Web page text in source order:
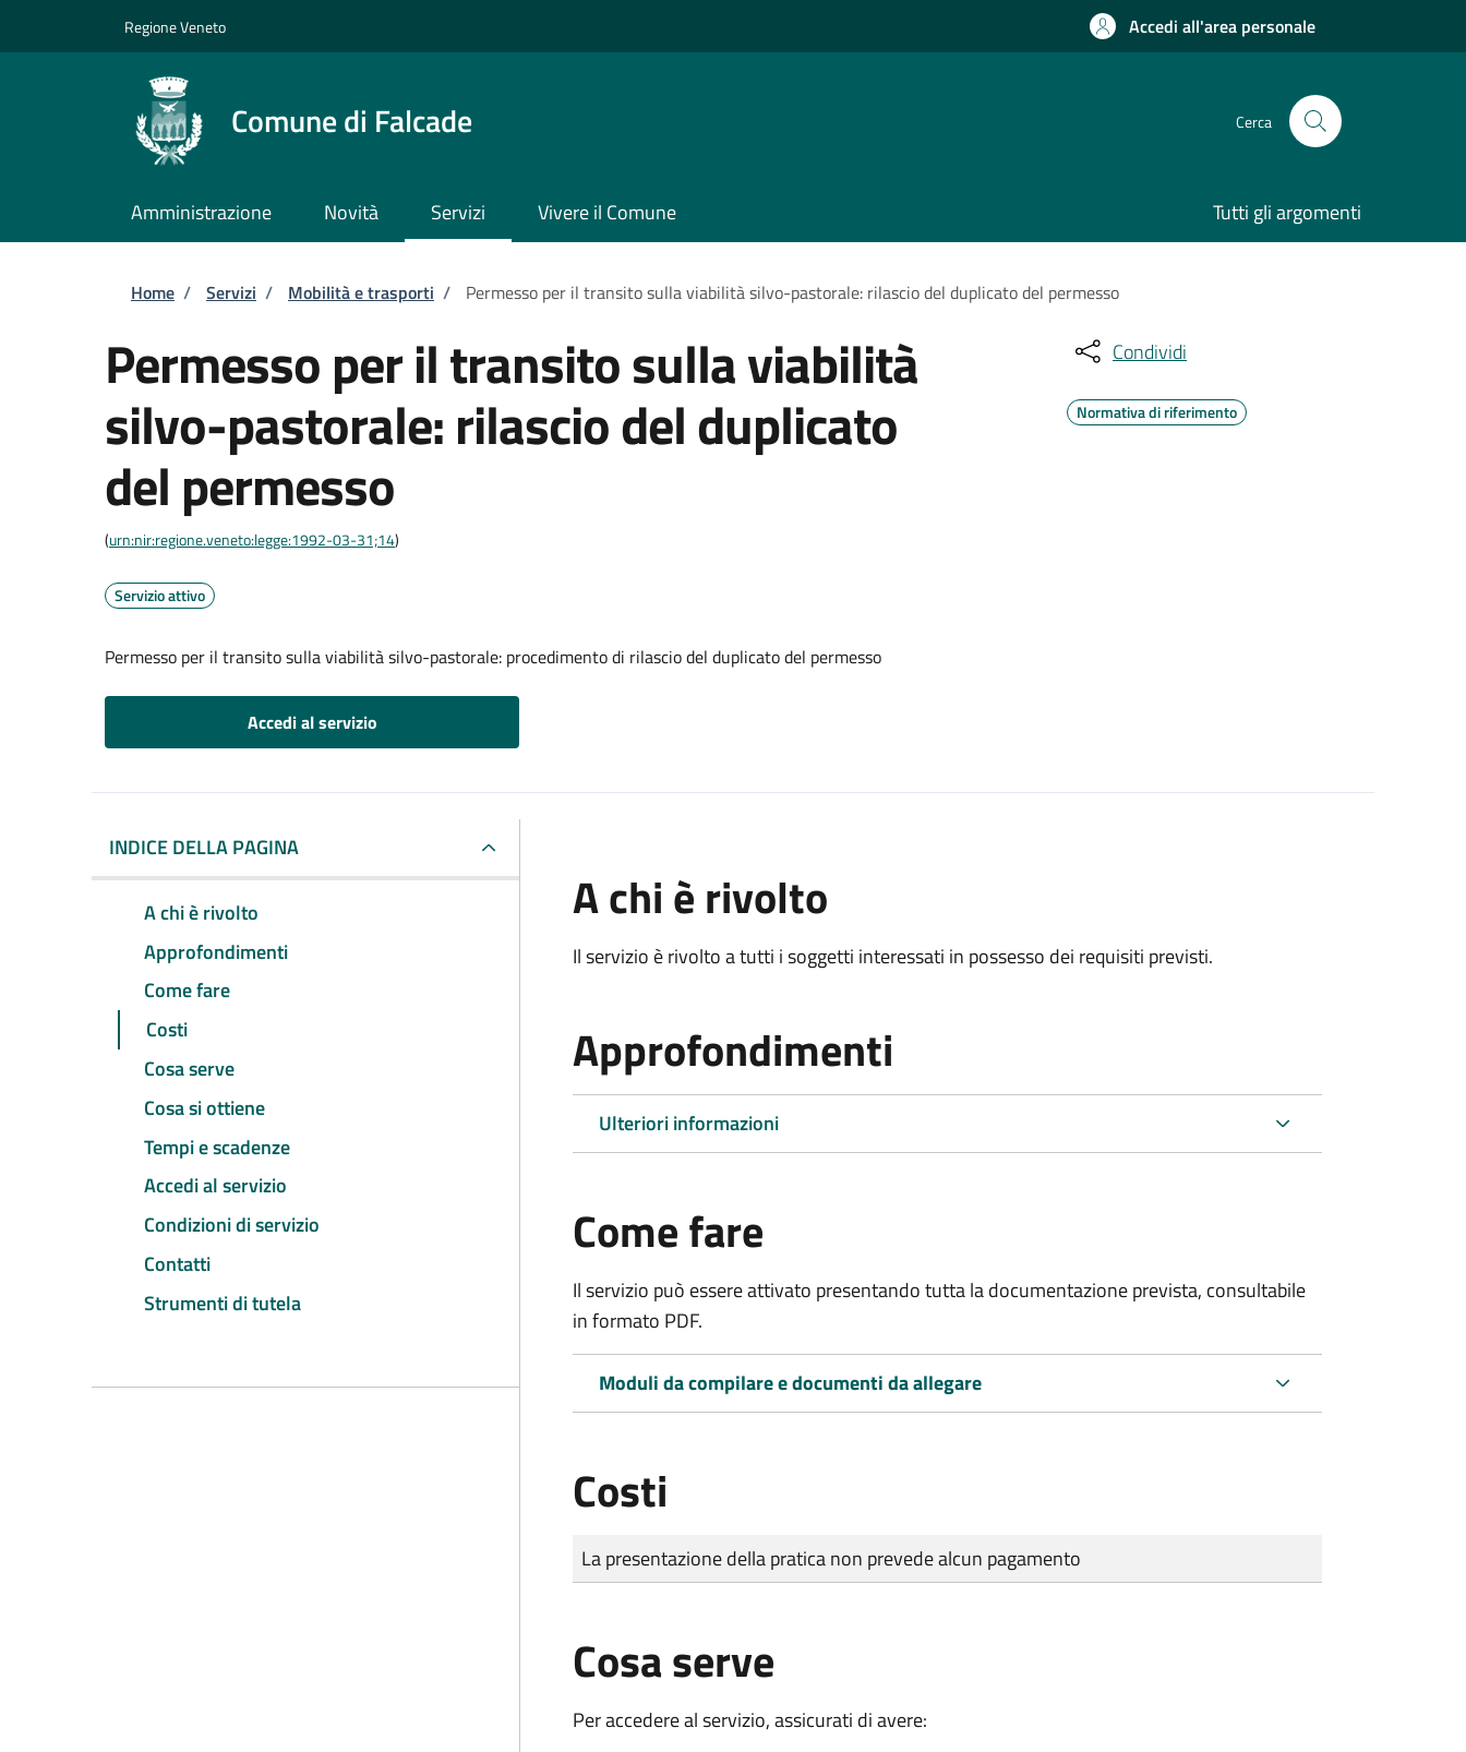
Regione Veneto Accedi all'area personale
Comune di Falcade Cerca
Amministrazione Novità Servizi Vivere il Comune Tutti gli argomenti
Briciole di pane
Home / Servizi / Mobilità e trasporti / Permesso per il transito sulla viabilità silvo-pastorale: rilascio del duplicato del permesso
Permesso per il transito sulla viabilità
silvo-pastorale: rilascio del duplicato
del permesso
(urn:nir:regione.veneto:legge:1992-03-31;14)
Servizio attivo
Permesso per il transito sulla viabilità silvo-pastorale: procedimento di rilascio del duplicato del permesso
Accedi al servizio
Condividi
Normativa di riferimento
INDICE DELLA PAGINA
A chi è rivolto
Approfondimenti
Come fare
Costi
Cosa serve
Cosa si ottiene
Tempi e scadenze
Accedi al servizio
Condizioni di servizio
Contatti
Strumenti di tutela
A chi è rivolto
Il servizio è rivolto a tutti i soggetti interessati in possesso dei requisiti previsti.
Approfondimenti
Ulteriori informazioni
Come fare
Il servizio può essere attivato presentando tutta la documentazione prevista, consultabile
in formato PDF.
Moduli da compilare e documenti da allegare
Costi
Tipo di pagamento
Importo
La presentazione della pratica non prevede alcun pagamento
Cosa serve
Per accedere al servizio, assicurati di avere: